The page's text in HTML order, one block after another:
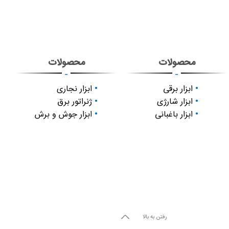
محصولات
-
ابزار برقی
ابزار شارژی
ابزار باغبانی
محصولات
-
ابزار نجاری
ژنراتور برق
ابزار جوش و برش
رفتن به بالا